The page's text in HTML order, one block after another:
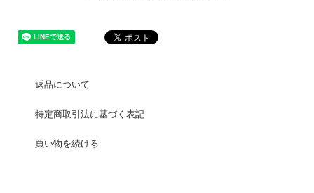
返品について
特定商取引法に基づく表記
買い物を続ける